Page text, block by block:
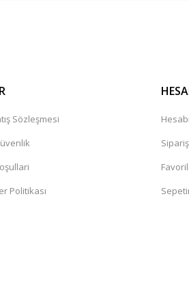
Sözleşmesi
Politikası